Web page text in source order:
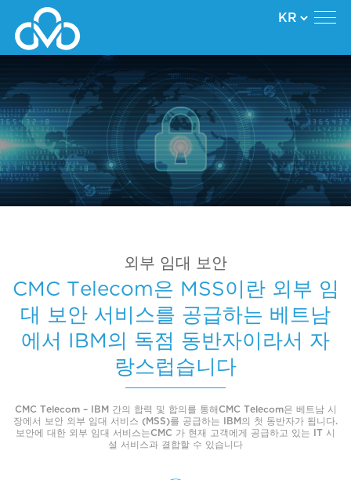
외부 임대 보안
CMC Telecom은 MSS이란 외부 임
대 보안 서비스를 공급하는 베트남
에서 IBM의 독점 동반자이라서 자
랑스럽습니다
CMC Telecom – IBM 간의 합력 및 합의를 통해CMC Telecom은 베트남 시
장에서 보안 외부 임대 서비스 (MSS)를 공급하는 IBM의 첫 동반자가 됩니다.
보안에 대한 외부 임대 서비스는CMC 가 현재 고객에게 공급하고 있는 IT 시
설 서비스과 결합할 수 있습니다